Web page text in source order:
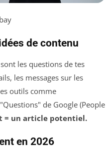
de contenu
les questions de tes
les messages sur les
outils comme
de Google (People
= un article potentiel.
en 2026